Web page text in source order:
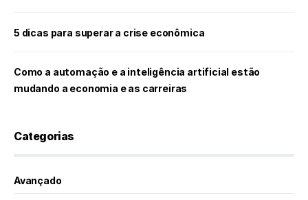
5 dicas para superar a crise econômica
Como a automação e a inteligência artificial estão
mudando a economia e as carreiras
Categorias
Avançado